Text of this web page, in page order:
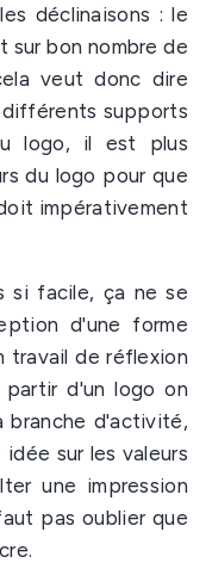
déclinaisons : le
sur bon nombre de
veut donc dire
supports
logo, il est plus
du logo pour que
impérativement
si facile, ça ne se
d'une forme
travail de réflexion
d'un logo on
branche d'activité,
sur les valeurs
une impression
pas oublier que